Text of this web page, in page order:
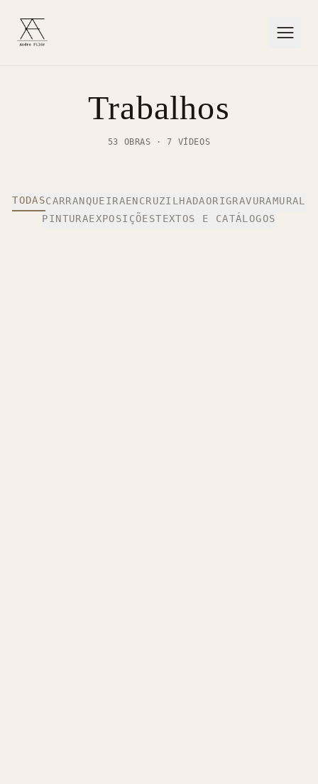
Trabalhos
53 OBRAS ·7 VÍDEOS
TODASCARRANQUEIRAENCRUZILHADAORIGRAVURAMURAL
PINTURAEXPOSIÇÕESTEXTOS E CATÁLOGOS